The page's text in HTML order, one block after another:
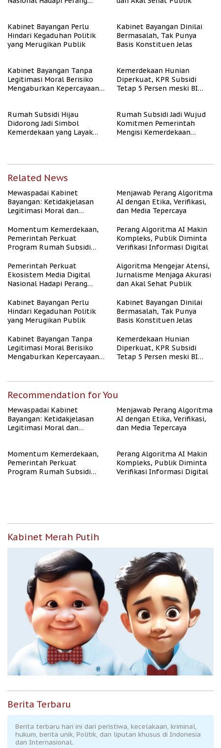
Kabinet Bayangan Perlu
Hindari Kegaduhan Politik
yang Merugikan Publik
Kabinet Bayangan Dinilai
Bermasalah, Tak Punya
Basis Konstituen Jelas
Kabinet Bayangan Tanpa
Legitimasi Moral Berisiko
Mengaburkan Kepercayaan
Kemerdekaan Hunian
Diperkuat, KPR Subsidi
Tetap 5 Persen meski BI
Rumah Subsidi Hijau
Didorong Jadi Simbol
Kemerdekaan yang Layak
Rumah Subsidi Jadi Wujud
Komitmen Pemerintah
Mengisi Kemerdekaan
Related News
Mewaspadai Kabinet
Bayangan: Ketidakjelasan
Legitimasi Moral dan
Menjawab Perang Algoritma
AI dengan Etika, Verifikasi,
dan Media Tepercaya
Momentum Kemerdekaan,
Pemerintah Perkuat
Program Rumah Subsidi
Berpenghasilan Rendah
Perang Algoritma AI Makin
Kompleks, Publik Diminta
Verifikasi Informasi Digital
Pemerintah Perkuat
Ekosistem Media Digital
Nasional Hadapi Perang
Algoritma Mengejar Atensi,
Jurnalisme Menjaga Akurasi
dan Akal Sehat Publik
Kabinet Bayangan Perlu
Hindari Kegaduhan Politik
yang Merugikan Publik
Kabinet Bayangan Dinilai
Bermasalah, Tak Punya
Basis Konstituen Jelas
Kabinet Bayangan Tanpa
Legitimasi Moral Berisiko
Mengaburkan Kepercayaan
Kemerdekaan Hunian
Diperkuat, KPR Subsidi
Tetap 5 Persen meski BI
Recommendation for You
Mewaspadai Kabinet
Bayangan: Ketidakjelasan
Legitimasi Moral dan
Menjawab Perang Algoritma
AI dengan Etika, Verifikasi,
dan Media Tepercaya
Momentum Kemerdekaan,
Pemerintah Perkuat
Program Rumah Subsidi
Perang Algoritma AI Makin
Kompleks, Publik Diminta
Verifikasi Informasi Digital
Kabinet Merah Putih
Berita Terbaru
Berita terbaru hari ini dari peristiwa, kecelakaan, kriminal,
hukum, berita unik, Politik, dan liputan khusus di Indonesia
dan Internasional.